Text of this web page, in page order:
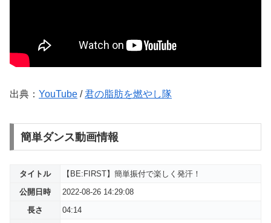
出典： YouTube /君の脂肪を燃やし隊
簡単ダンス動画情報
タイトル
【BE:FIRST】簡単振付で楽しく発汗！
公開日時
2022-08-26 14:29:08
長さ
04:14